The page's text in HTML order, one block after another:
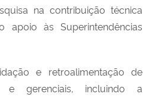
na contribuição técnica
apoio às Superintendências
e retroalimentação de
e gerenciais, incluindo a